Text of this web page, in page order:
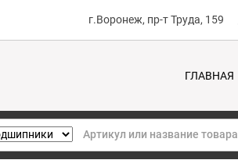
г.Воронеж, пр-т Труда, 159
ГЛАВНАЯ